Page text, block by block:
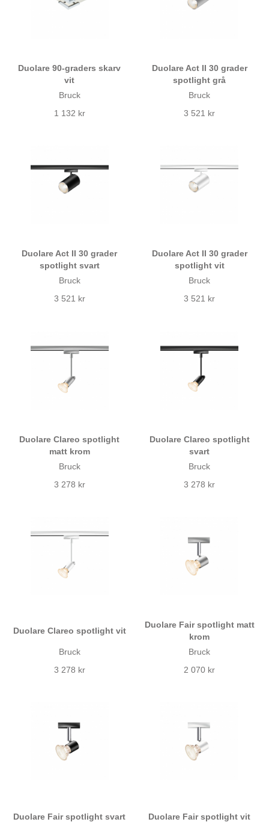
Duolare 90-graders skarv
vit
Bruck
1 132 kr
Duolare Act II 30 grader
spotlight grå
Bruck
3 521 kr
Duolare Act II 30 grader
spotlight svart
Bruck
3 521 kr
Duolare Act II 30 grader
spotlight vit
Bruck
3 521 kr
Duolare Clareo spotlight
matt krom
Bruck
3 278 kr
Duolare Clareo spotlight
svart
Bruck
3 278 kr
Duolare Clareo spotlight vit
Bruck
3 278 kr
Duolare Fair spotlight matt
krom
Bruck
2 070 kr
Duolare Fair spotlight svart Duolare Fair spotlight vit